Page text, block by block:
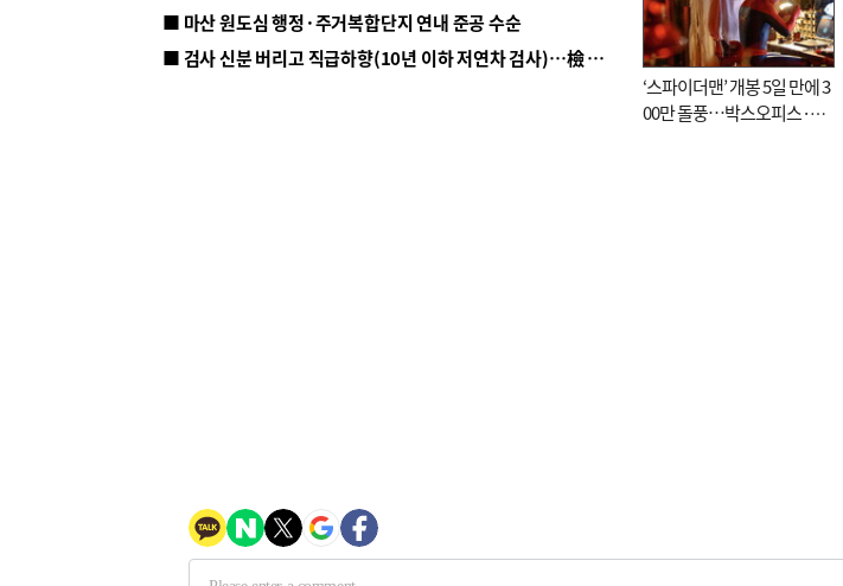
■ 마산 원도심 행정·주거복합단지 연내 준공 수순
■ 검사 신분 버리고 직급하향(10년 이하 저연차 검사)…檢 중수청행 기피
‘스파이더맨’ 개봉 5일 만에 3
00만 돌풍…박스오피스·예